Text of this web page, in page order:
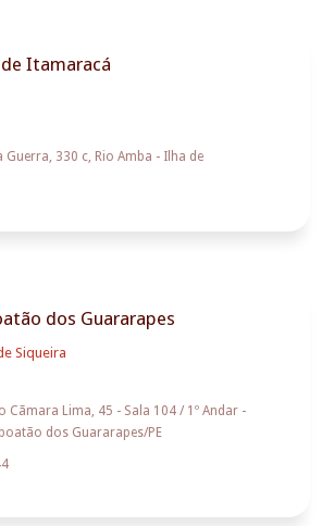
Itamaracá
Guerra, 330 c, Rio Amba - Ilha de
dos Guararapes
Siqueira
Cãmara Lima, 45 - Sala 104 / 1º Andar -
dos Guararapes/PE